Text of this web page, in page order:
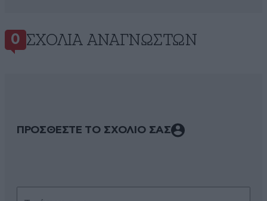
0 ΣΧΌΛΙΑ ΑΝΑΓΝΩΣΤΏΝ
ΠΡΟΣΘΕΣΤΕ ΤΟ ΣΧΟΛΙΟ ΣΑΣ